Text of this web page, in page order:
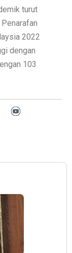
turut
2022
dengan
103